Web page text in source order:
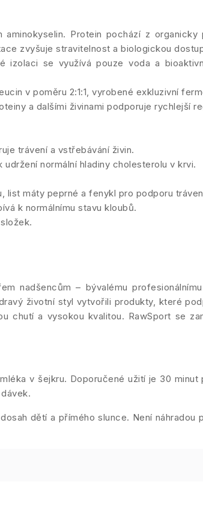
Protein pochází z
zvyšuje stravitelnost a biologickou
izolaci se využívá pouze voda a
v poměru 2:1:1, vyrobené exkluzivní
a dalšími živinami podporuje rychlejší
trávení a vstřebávání živin.
normální hladiny cholesterolu v krvi.
list máty peprné a fenykl pro podporu
k normálnímu stavu kloubů.
nadšencům – bývalému
životní styl vytvořili produkty, které
a vysokou kvalitou. RawSport se
v šejkru. Doporučené užití je 30
dětí a přímého slunce. Není